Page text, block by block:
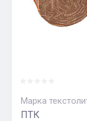
Марка
ПТК